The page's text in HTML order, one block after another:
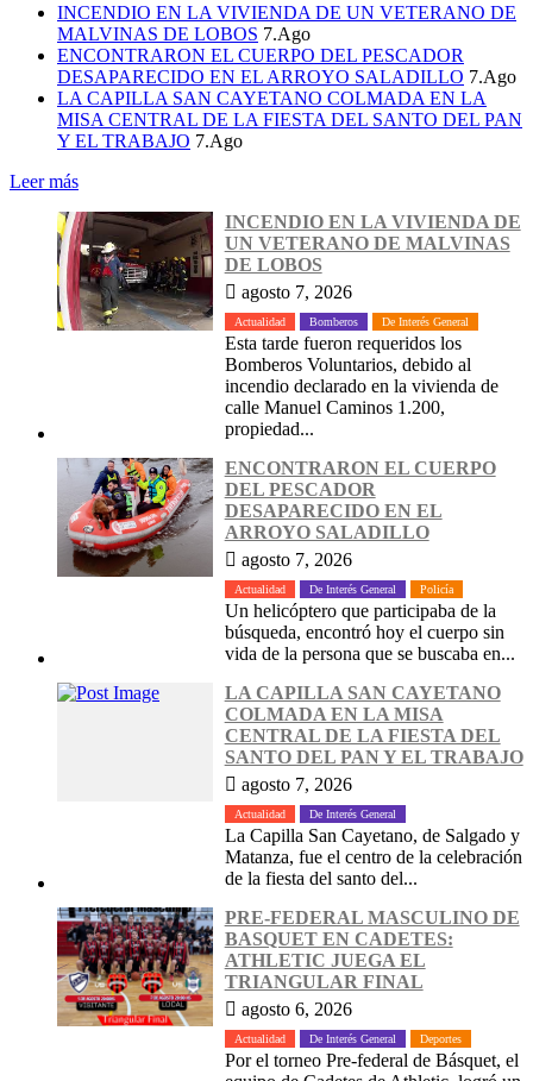
INCENDIO EN LA VIVIENDA DE UN VETERANO DE
MALVINAS DE LOBOS 7.Ago
ENCONTRARON EL CUERPO DEL PESCADOR
DESAPARECIDO EN EL ARROYO SALADILLO 7.Ago
LA CAPILLA SAN CAYETANO COLMADA EN LA
MISA CENTRAL DE LA FIESTA DEL SANTO DEL PAN
Y EL TRABAJO 7.Ago
Leer más
INCENDIO EN LA VIVIENDA DE
UN VETERANO DE MALVINAS
DE LOBOS
agosto 7, 2026
Actualidad Bomberos De Interés General
Esta tarde fueron requeridos los
Bomberos Voluntarios, debido al
incendio declarado en la vivienda de
calle Manuel Caminos 1.200,
propiedad...
ENCONTRARON EL CUERPO
DEL PESCADOR
DESAPARECIDO EN EL
ARROYO SALADILLO
agosto 7, 2026
Actualidad De Interés General Policía
Un helicóptero que participaba de la
búsqueda, encontró hoy el cuerpo sin
vida de la persona que se buscaba en...
LA CAPILLA SAN CAYETANO
COLMADA EN LA MISA
CENTRAL DE LA FIESTA DEL
SANTO DEL PAN Y EL TRABAJO
agosto 7, 2026
Actualidad De Interés General
La Capilla San Cayetano, de Salgado y
Matanza, fue el centro de la celebración
de la fiesta del santo del...
PRE-FEDERAL MASCULINO DE
BASQUET EN CADETES:
ATHLETIC JUEGA EL
TRIANGULAR FINAL
agosto 6, 2026
Actualidad De Interés General Deportes
Por el torneo Pre-federal de Básquet, el